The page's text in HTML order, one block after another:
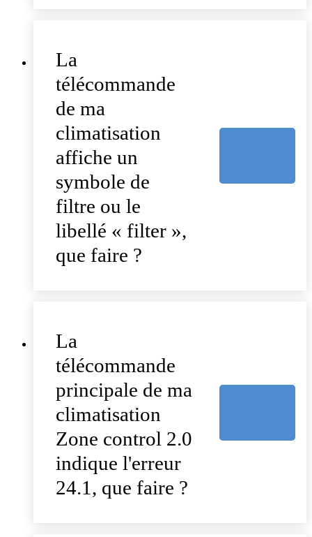
La
télécommande
de ma
climatisation
affiche un
symbole de
filtre ou le
libellé « filter »,
que faire ?
La
télécommande
principale de ma
climatisation
Zone control 2.0
indique l'erreur
24.1, que faire ?